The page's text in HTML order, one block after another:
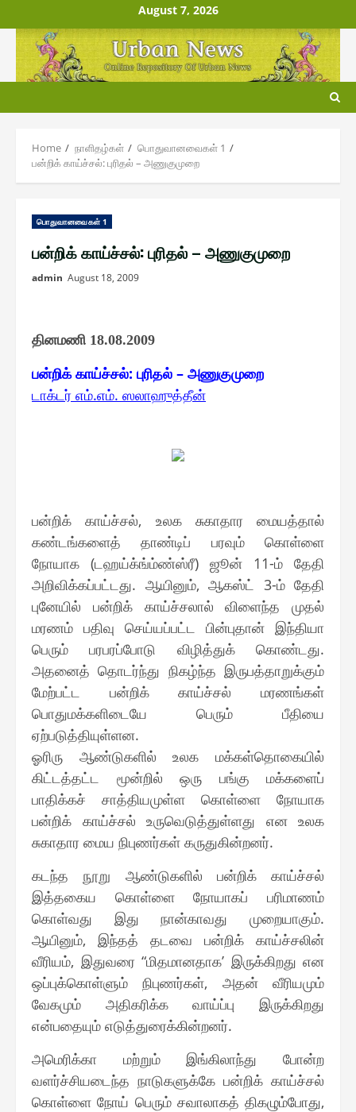
to
content
August 7, 2026
Home நாளிதழ்௧ள்
பொதுவானவை௧ள் 1
பன்றிக் காய்ச்சல்: புரிதல் – அணுகுமுறை
பொதுவானவை௧ள் 1
பன்றிக் காய்ச்சல்: புரிதல் – அணுகுமுறை
admin August 18, 2009
தினமணி 18.08.2009
பன்றிக் காய்ச்சல்: புரிதல் – அணுகுமுறை
டாக்டர் எம்.எம். ஸலாஹுத்தீன்
பன்றிக் காய்ச்சல், உலக சுகாதார மையத்தால்
கண்டங்களைத் தாண்டிப் பரவும் கொள்ளை
நோயாக (டஹய்க்ங்ம்ண்ஸ்ரீ) ஜூன் 11-ம் தேதி
அறிவிக்கப்பட்டது. ஆயினும், ஆகஸ்ட் 3-ம் தேதி
புனேயில் பன்றிக் காய்ச்சலால் விளைந்த முதல்
மரணம் பதிவு செய்யப்பட்ட பின்புதான் இந்தியா
பெரும் பரபரப்போடு விழித்துக் கொண்டது.
அதனைத் தொடர்ந்து நிகழ்ந்த இருபத்தாறுக்கும்
மேற்பட்ட பன்றிக் காய்ச்சல் மரணங்கள்
பொதுமக்களிடையே பெரும் பீதியை
ஏற்படுத்தியுள்ளன.
ஓரிரு ஆண்டுகளில் உலக மக்கள்தொகையில்
கிட்டத்தட்ட மூன்றில் ஒரு பங்கு மக்களைப்
பாதிக்கச் சாத்தியமுள்ள கொள்ளை நோயாக
பன்றிக் காய்ச்சல் உருவெடுத்துள்ளது என உலக
சுகாதார மைய நிபுணர்கள் கருதுகின்றனர்.
கடந்த நூறு ஆண்டுகளில் பன்றிக் காய்ச்சல்
இத்தகைய கொள்ளை நோயாகப் பரிமாணம்
கொள்வது இது நான்காவது முறையாகும்.
ஆயினும், இந்தத் தடவை பன்றிக் காய்ச்சலின்
வீரியம், இதுவரை “மிதமானதாக’ இருக்கிறது என
ஒப்புக்கொள்ளும் நிபுணர்கள், அதன் வீரியமும்
வேகமும் அதிகரிக்க வாய்ப்பு இருக்கிறது
என்பதையும் எடுத்துரைக்கின்றனர்.
அமெரிக்கா மற்றும் இங்கிலாந்து போன்ற
வளர்ச்சியடைந்த நாடுகளுக்கே பன்றிக் காய்ச்சல்
கொள்ளை நோய் பெரும் சவாலாகத் திகழும்போது,